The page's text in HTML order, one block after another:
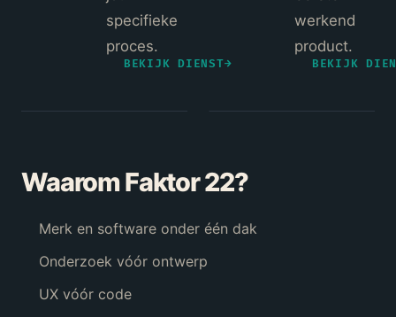
specifieke
proces.
BEKIJK DIENST→
werkend
product.
BEKIJK
Waarom Faktor 22?
Merk en software onder één dak
Onderzoek vóór ontwerp
UX vóór code